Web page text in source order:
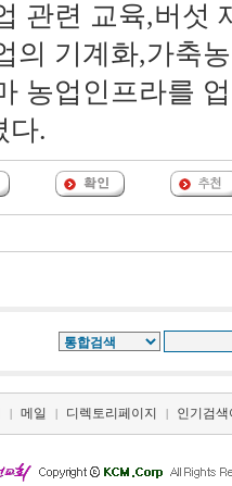
관련 교육,버섯
의 기계화,가축
농업인프라를
다.
| 메일 | 디렉토리페이지 | 인기검색